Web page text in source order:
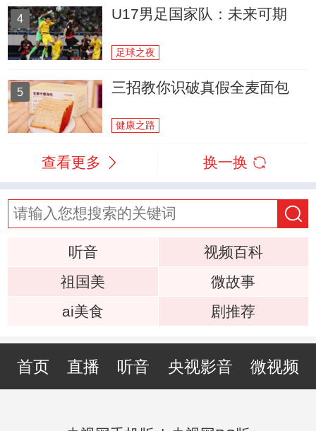
4 U17男足国家队：未来可期
足球之夜
5 三招教你识破真假全麦面包
健康之路
查看更多 换一换
听音
视频百科
祖国美
微故事
ai美食
剧推荐
首页 直播 听音 央视影音 微视频